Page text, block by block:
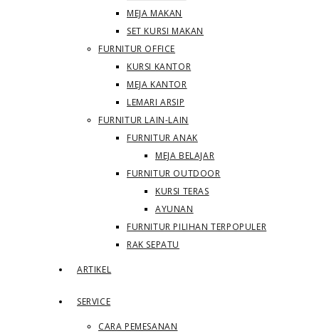
MEJA MAKAN
SET KURSI MAKAN
FURNITUR OFFICE
KURSI KANTOR
MEJA KANTOR
LEMARI ARSIP
FURNITUR LAIN-LAIN
FURNITUR ANAK
MEJA BELAJAR
FURNITUR OUTDOOR
KURSI TERAS
AYUNAN
FURNITUR PILIHAN TERPOPULER
RAK SEPATU
ARTIKEL
SERVICE
CARA PEMESANAN